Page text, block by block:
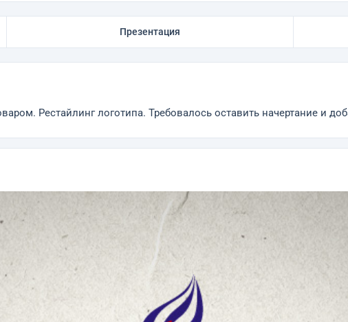
Презентация
Рестайлинг логотипа. Требовалось оставить начертание и